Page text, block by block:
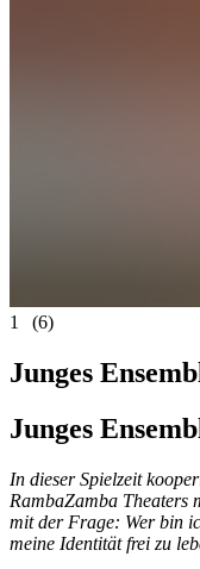
1 (6)
Junges
Junges
In dieser Spielzeit
RambaZamba Theaters
mit der Frage: Wer bin
meine Identität frei zu